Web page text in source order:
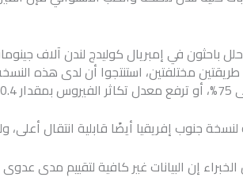
طريقتين مختلفتين، استنتجوا أن لدى هذه
لنسخة جنوب إفريقيا أيضًا قابلية انتقال أعلى،
إن البيانات غير كافية لتقييم مدى